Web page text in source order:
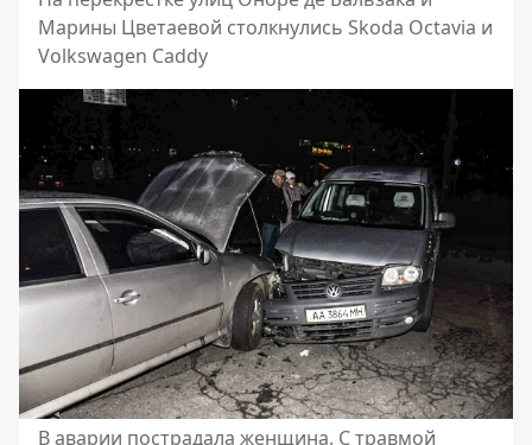
Марины Цветаевой столкнулись Skoda Octavia и
Volkswagen Caddy
В аварии пострадала женщина. С травмой